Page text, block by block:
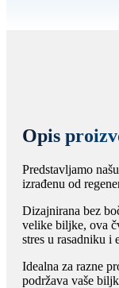
Opis
Predstavljamo
izrađenu od
Dizajnirana bez
velike biljke, ova
stres u rasadniku i
Idealna za razne
podržava vaše